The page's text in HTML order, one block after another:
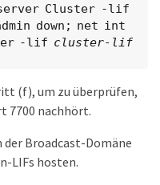
Cluster -lif
down; net int
-lif cluster-lif
(f), um zu überprüfen,
7700 nachhört.
der Broadcast-Domäne
LIFs hosten.